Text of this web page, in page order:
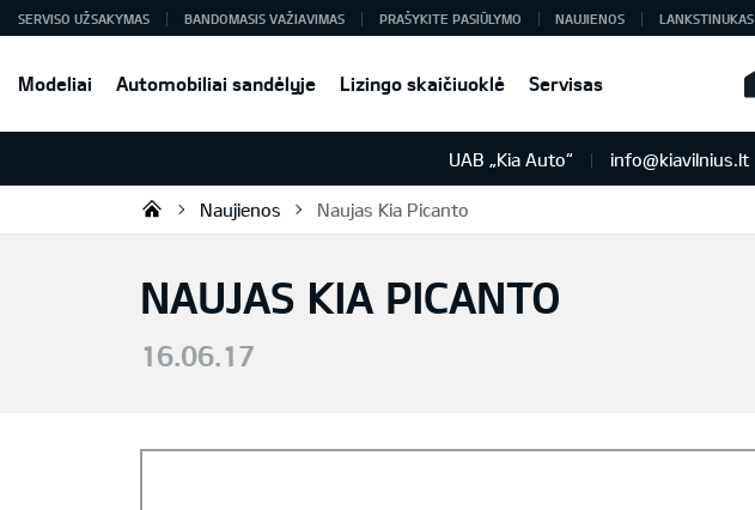
Modeliai Automobiliai sandėlyje Lizingo skaičiuoklė Servisas
SERVISO UŽSAKYMAS BANDOMASIS VAŽIAVIMAS PRAŠYKITE PASIŪLYMO NAUJIENOS LANKSTINUKAS
UAB „Kia Auto“ info@kiavilnius.lt
UAB „Kia Auto“
Naujienos Naujas Kia Picanto
NAUJAS KIA PICANTO
16.06.17